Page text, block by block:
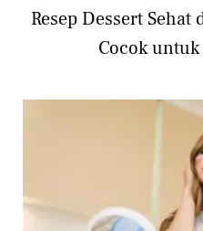
Resep Dessert Sehat
Cocok